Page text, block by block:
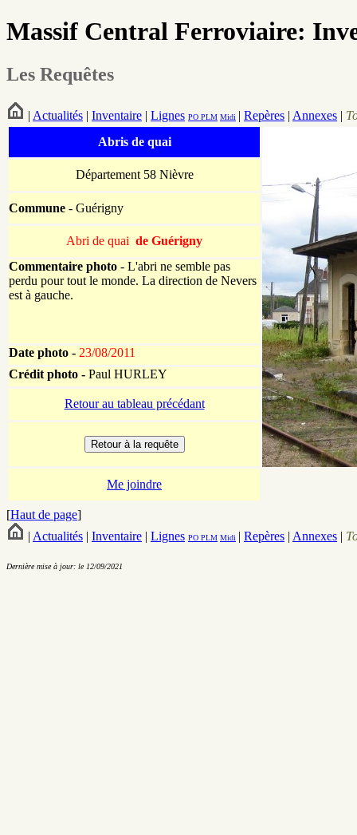
Massif Central Ferroviaire:
Les Requêtes
| Actualités | Inventaire | Lignes PO PLM Midi | Repères | Annexes |
Abris de quai
Département 58 Nièvre
Commune - Guérigny
Abri de quai de Guérigny
Commentaire photo - L'abri ne semble pas
perdu pour tout le monde. La direction de Nevers
est à gauche.
Date photo - 23/08/2011
Crédit photo - Paul HURLEY
Retour au tableau précédant
Me joindre
[Haut de page]
| Actualités | Inventaire | Lignes PO PLM Midi | Repères | Annexes |
Dernière mise à jour: le 12/09/2021